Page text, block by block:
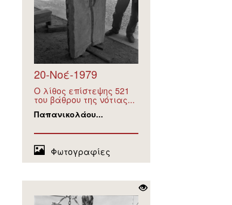
20-Νοέ-1979
Ο λίθος επίστεψης 521
του βάθρου της νότιας...
Παπανικολάου...
Φωτογραφίες